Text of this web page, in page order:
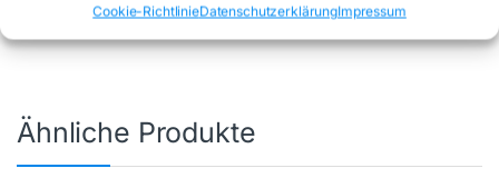
Cookie-RichtlinieDatenschutzerklärungImpressum
Ähnliche Produkte